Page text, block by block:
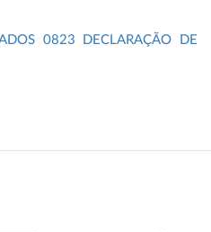
0823 DECLARAÇÃO DE